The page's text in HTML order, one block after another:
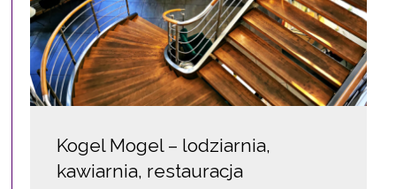
Kogel Mogel – lodziarnia,
kawiarnia, restauracja